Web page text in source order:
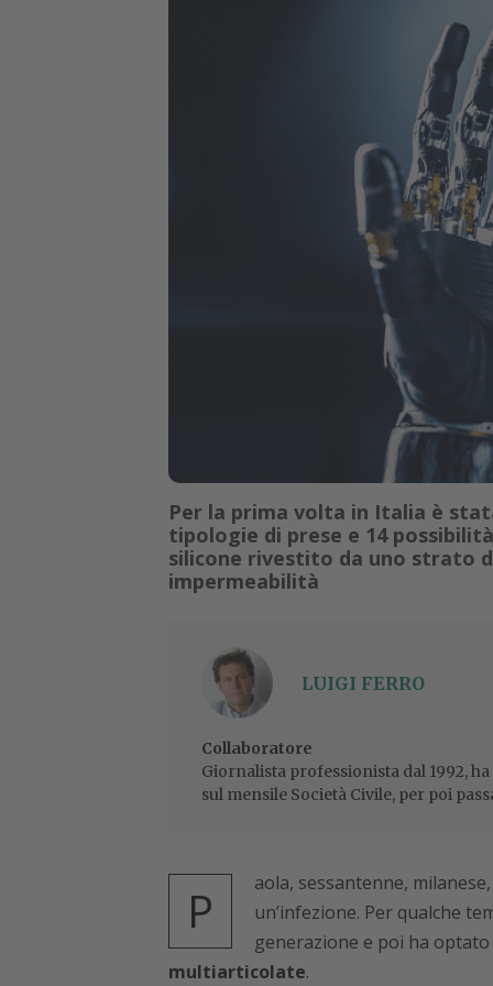
Per la prima volta in Italia è
tipologie di prese e 14
silicone rivestito da uno strato
impermeabilità
LUIGI FERRO
Collaboratore
Giornalista professionista dal 1992,
sul mensile Società Civile, per poi
P
aola, sessantenne,
un’infezione. Per qualche
generazione e poi ha
multiarticolate.